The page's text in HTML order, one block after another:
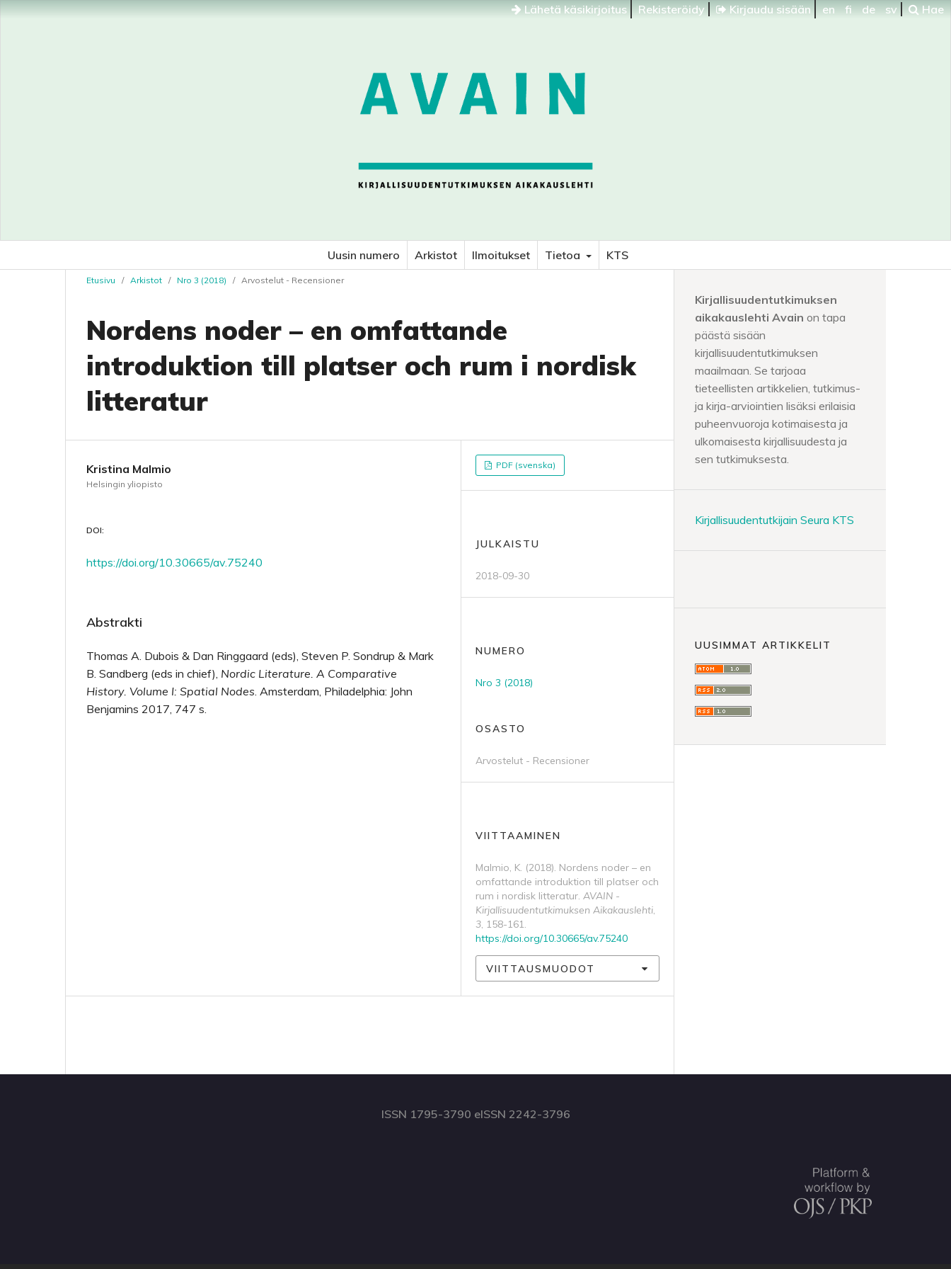
Lähetä käsikirjoitus Rekisteröidy Kirjaudu sisään en fi de sv Hae
Uusin numero Arkistot Ilmoitukset Tietoa KTS
Etusivu / Arkistot / Nro 3 (2018) / Arvostelut - Recensioner
Nordens noder – en omfattande
introduktion till platser och rum i nordisk
litteratur
Kristina Malmio
Helsingin yliopisto
DOI:
https://doi.org/10.30665/av.75240
Abstrakti
Thomas A. Dubois & Dan Ringgaard (eds), Steven P. Sondrup & Mark
B. Sandberg (eds in chief), Nordic Literature. A Comparative
History. Volume I: Spatial Nodes. Amsterdam, Philadelphia: John
Benjamins 2017, 747 s.
PDF (svenska)
JULKAISTU
2018-09-30
NUMERO
Nro 3 (2018)
OSASTO
Arvostelut - Recensioner
VIITTAAMINEN
Malmio, K. (2018). Nordens noder – en
omfattande introduktion till platser och
rum i nordisk litteratur. AVAIN -
Kirjallisuudentutkimuksen Aikakauslehti,
3, 158-161.
https://doi.org/10.30665/av.75240
VIITTAUSMUODOT
Kirjallisuudentutkimuksen
aikakauslehti Avain on tapa
päästä sisään
kirjallisuudentutkimuksen
maailmaan. Se tarjoaa
tieteellisten artikkelien, tutkimus-
ja kirja-arviointien lisäksi erilaisia
puheenvuoroja kotimaisesta ja
ulkomaisesta kirjallisuudesta ja
sen tutkimuksesta.
Kirjallisuudentutkijain Seura KTS
UUSIMMAT ARTIKKELIT
ISSN 1795-3790 eISSN 2242-3796